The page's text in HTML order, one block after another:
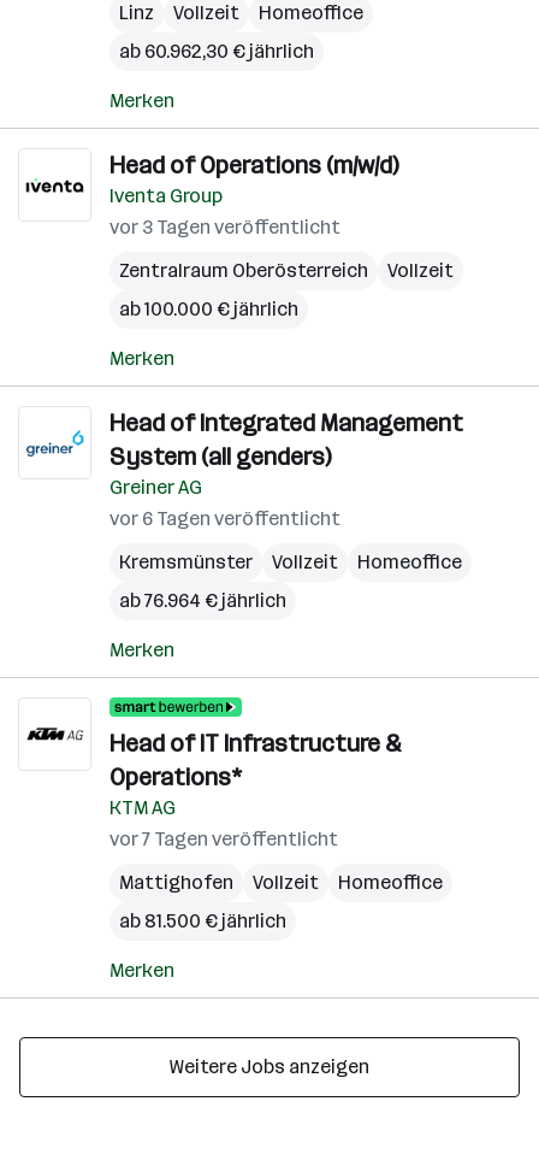
Linz
Vollzeit
Homeoffice
ab 60.962,30 € jährlich
Merken
Head of Operations (m/w/d)
Iventa Group
vor 3 Tagen veröffentlicht
Zentralraum Oberösterreich
Vollzeit
ab 100.000 € jährlich
Merken
Head of Integrated Management
System (all genders)
Greiner AG
vor 6 Tagen veröffentlicht
Kremsmünster
Vollzeit
Homeoffice
ab 76.964 € jährlich
Merken
Head of IT Infrastructure &
Operations*
KTM AG
vor 7 Tagen veröffentlicht
Mattighofen
Vollzeit
Homeoffice
ab 81.500 € jährlich
Merken
Weitere Jobs anzeigen